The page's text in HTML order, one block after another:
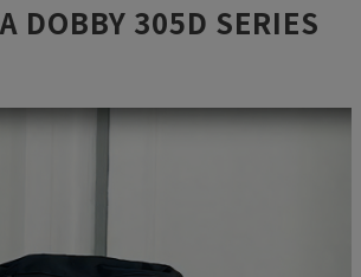
DOBBY 305D SERIES